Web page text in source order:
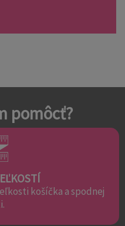
pomôcť?
košíčka a spodnej